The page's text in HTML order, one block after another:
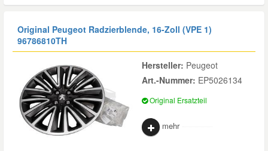
Original Peugeot Radzierblende, 16-Zoll (VPE 1)
96786810TH
Hersteller: Peugeot
Art.-Nummer: EP5026134
Original Ersatzteil
mehr